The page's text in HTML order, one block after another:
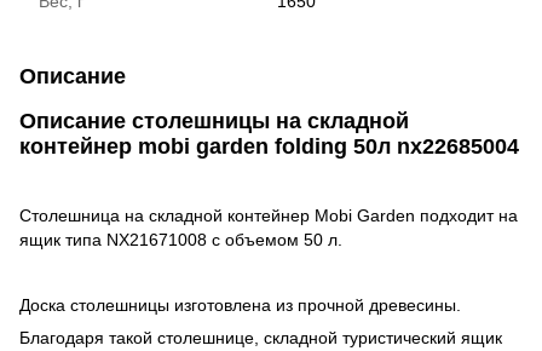
Описание
Описание столешницы на складной
контейнер mobi garden folding 50л nx22685004
Столешница на складной контейнер Mobi Garden подходит на
ящик типа NX21671008 с объемом 50 л.
Доска столешницы изготовлена из прочной древесины.
Благодаря такой столешнице, складной туристический ящик